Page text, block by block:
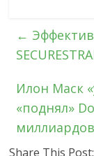
←
Илон Маск
«поднял»
миллиардов
Share This Post: